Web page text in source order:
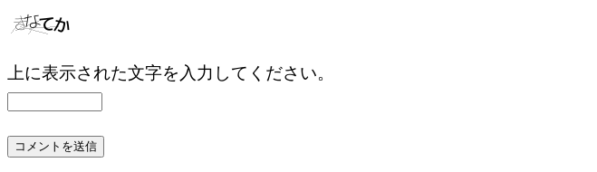
上に表示された文字を入力してください。